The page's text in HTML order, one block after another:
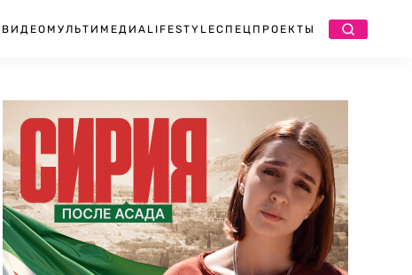
ВИДЕО МУЛЬТИМЕДИА LIFESTYLEСПЕЦПРОЕКТЫ